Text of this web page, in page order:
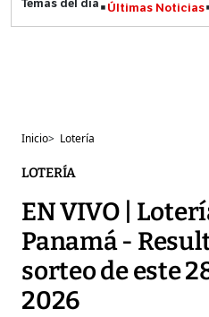
Últimas Noticias
Inicio> Lotería
LOTERÍA
EN VIVO |
Panamá -
sorteo de este
2026